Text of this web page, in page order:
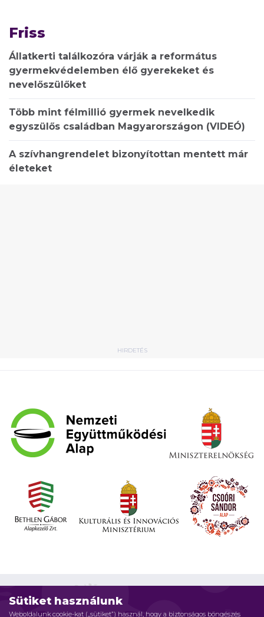
Sütiket használunk
Weboldalunk cookie-kat („sütiket”) használ, hogy a biztonságos böngészés
Friss
Állatkerti találkozóra várják a református
gyermekvédelemben élő gyerekeket és
nevelőszülőket
Több mint félmillió gyermek nevelkedik
egyszülős családban Magyarországon (VIDEÓ)
A szívhangrendelet bizonyítottan mentett már
életeket
HIRDETÉS